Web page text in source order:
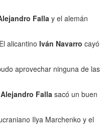
Falla y el alemán
alicantino Iván Navarro cayó
aprovechar ninguna de las
Alejandro Falla sacó un buen
Ilya Marchenko y el